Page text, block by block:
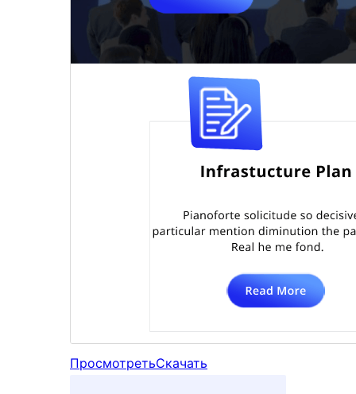
ПросмотретьСкачать